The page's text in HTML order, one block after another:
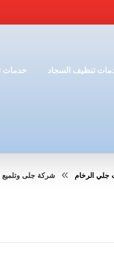
تنظيف السجاد خدمات
جلي الرخام شركة جلى وتلميع